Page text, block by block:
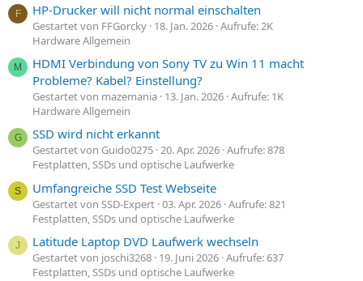
F HP-Drucker will nicht normal einschalten
Gestartet von FFGorcky 18. Jan. 2026 Aufrufe: 2K
Hardware Allgemein
M
HDMI Verbindung von Sony TV zu Win 11 macht
Probleme? Kabel? Einstellung?
Gestartet von mazemania 13. Jan. 2026 Aufrufe: 1K
Hardware Allgemein
G SSD wird nicht erkannt
Gestartet von Guido0275 20. Apr. 2026 Aufrufe: 878
Festplatten, SSDs und optische Laufwerke
S Umfangreiche SSD Test Webseite
Gestartet von SSD-Expert 03. Apr. 2026 Aufrufe: 821
Festplatten, SSDs und optische Laufwerke
J Latitude Laptop DVD Laufwerk wechseln
Gestartet von joschi3268 19. Juni 2026 Aufrufe: 637
Festplatten, SSDs und optische Laufwerke